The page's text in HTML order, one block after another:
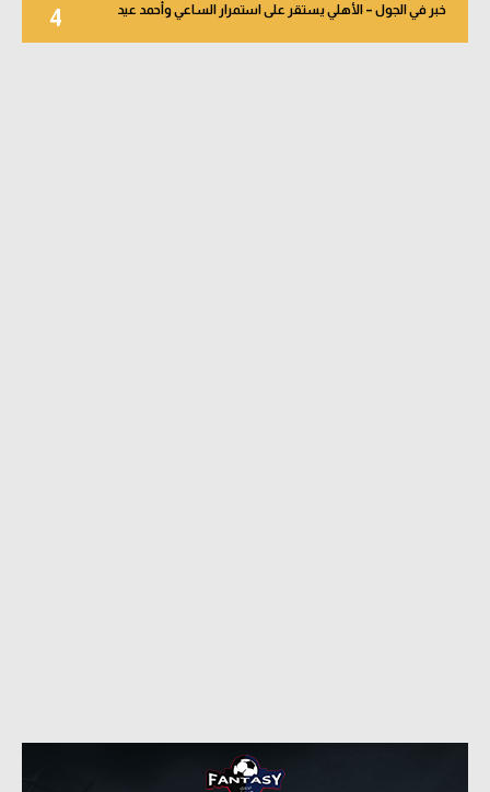
4 خبر في الجول – الأهلي يستقر على استمرار الساعي وأحمد عيد